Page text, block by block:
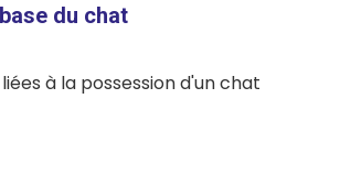
du chat
à la possession d'un chat